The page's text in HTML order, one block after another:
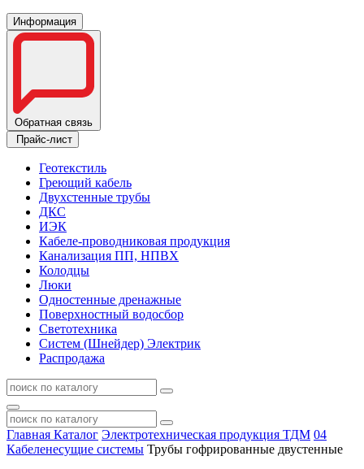
Информация
Обратная связь
Прайс-лист
Геотекстиль
Греющий кабель
Двухстенные трубы
ДКС
ИЭК
Кабеле-проводниковая продукция
Канализация ПП, НПВХ
Колодцы
Люки
Одностенные дренажные
Поверхностный водосбор
Светотехника
Систем (Шнейдер) Электрик
Распродажа
Главная Каталог Электротехническая продукция ТДМ 04
Кабеленесущие системы Трубы гофрированные двустенные